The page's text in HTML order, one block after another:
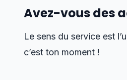
Avez-vous des
Le sens du service est
c’est ton moment !